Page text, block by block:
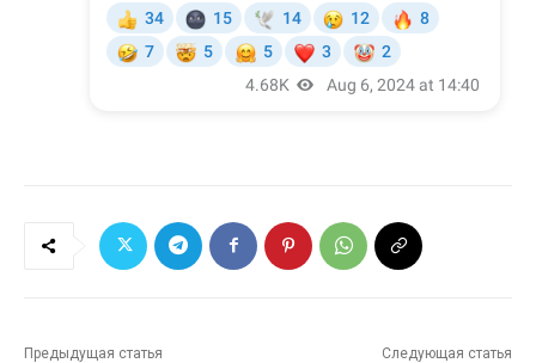
Предыдущая статья Следующая статья